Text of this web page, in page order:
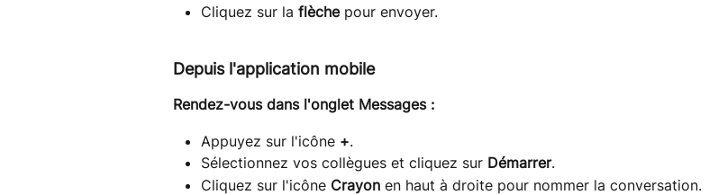
Cliquez sur la flèche pour envoyer.
Depuis l'application mobile
Rendez-vous dans l'onglet Messages :
Appuyez sur l'icône +.
Sélectionnez vos collègues et cliquez sur Démarrer.
Cliquez sur l'icône Crayon en haut à droite pour nommer la conversation.